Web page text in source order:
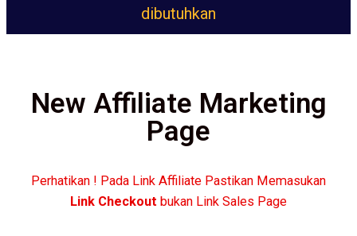
dibutuhkan
New Affiliate Marketing
Page
Perhatikan ! Pada Link Affiliate Pastikan Memasukan
Link Checkout bukan Link Sales Page